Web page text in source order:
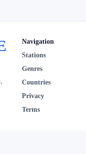
Navigation
Stations
Genres
Countries
Privacy
Terms